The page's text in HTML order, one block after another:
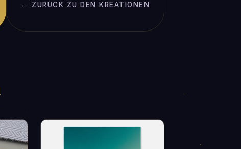
← ZURÜCK ZU DEN KREATIONEN